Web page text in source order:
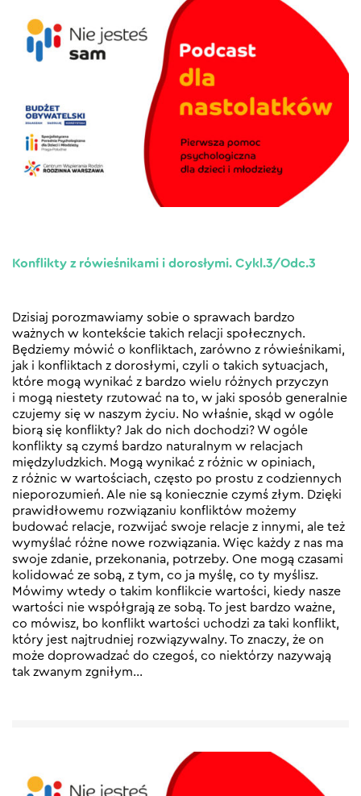
Konflikty z rówieśnikami i dorosłymi. Cykl.3/Odc.3
Dzisiaj porozmawiamy sobie o sprawach bardzo
ważnych w kontekście takich relacji społecznych.
Będziemy mówić o konfliktach, zarówno z rówieśnikami,
jak i konfliktach z dorosłymi, czyli o takich sytuacjach,
które mogą wynikać z bardzo wielu różnych przyczyn
i mogą niestety rzutować na to, w jaki sposób generalnie
czujemy się w naszym życiu. No właśnie, skąd w ogóle
biorą się konflikty? Jak do nich dochodzi? W ogóle
konflikty są czymś bardzo naturalnym w relacjach
międzyludzkich. Mogą wynikać z różnic w opiniach,
z różnic w wartościach, często po prostu z codziennych
nieporozumień. Ale nie są koniecznie czymś złym. Dzięki
prawidłowemu rozwiązaniu konfliktów możemy
budować relacje, rozwijać swoje relacje z innymi, ale też
wymyślać różne nowe rozwiązania. Więc każdy z nas ma
swoje zdanie, przekonania, potrzeby. One mogą czasami
kolidować ze sobą, z tym, co ja myślę, co ty myślisz.
Mówimy wtedy o takim konflikcie wartości, kiedy nasze
wartości nie współgrają ze sobą. To jest bardzo ważne,
co mówisz, bo konflikt wartości uchodzi za taki konflikt,
który jest najtrudniej rozwiązywalny. To znaczy, że on
może doprowadzać do czegoś, co niektórzy nazywają
tak zwanym zgniłym…